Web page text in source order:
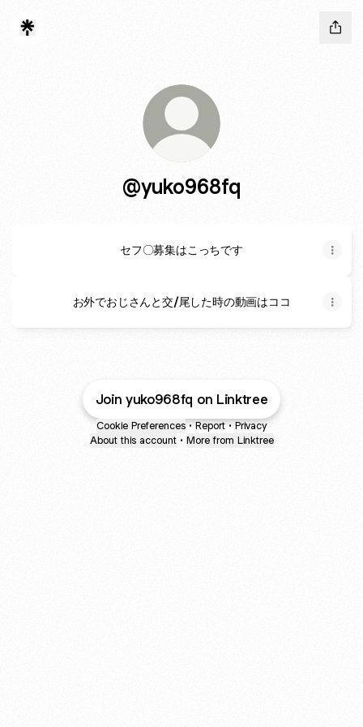
@yuko968fq
セフ〇募集はこっちです
お外でおじさんと交/尾した時の動画はココ
Join yuko968fq on Linktree
Cookie Preferences • Report • Privacy
About this account • More from Linktree